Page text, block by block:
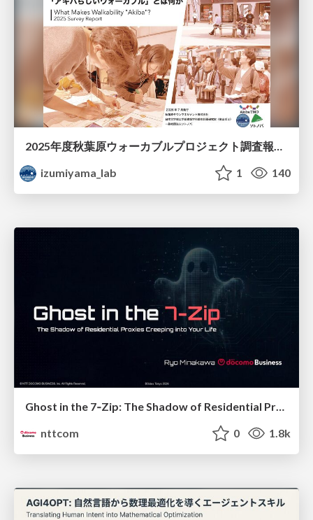
izumiyama_lab
1 140
Ghost in the 7‑Zip: The Shadow of Residential Proxies Creeping into Your Life
nttcom
0 1.8k